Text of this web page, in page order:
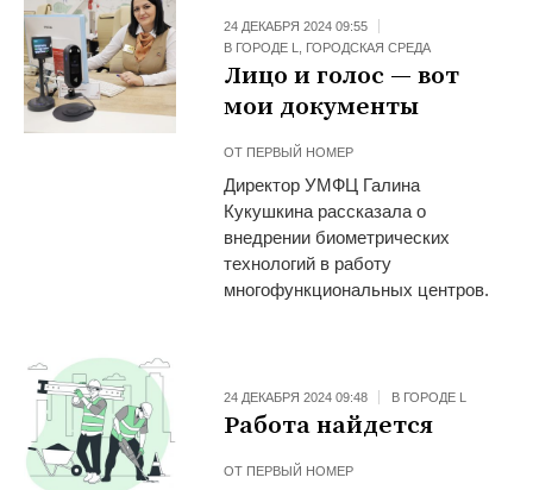
24 ДЕКАБРЯ 2024 09:55
В ГОРОДЕ L, ГОРОДСКАЯ СРЕДА
Лицо и голос — вот
мои документы
ОТ ПЕРВЫЙ НОМЕР
Директор УМФЦ Галина
Кукушкина рассказала о
внедрении биометрических
технологий в работу
многофункциональных центров.
24 ДЕКАБРЯ 2024 09:48 В ГОРОДЕ L
Работа найдется
ОТ ПЕРВЫЙ НОМЕР